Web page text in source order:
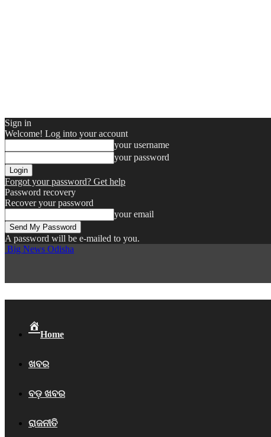
Sign in
Welcome! Log into your account
your username
your password
Forgot your password? Get help
Password recovery
Recover your password
your email
A password will be e-mailed to you.
Big News Odisha
Home
ଖବର
ବଡ଼ ଖବର
ରାଜନୀତି